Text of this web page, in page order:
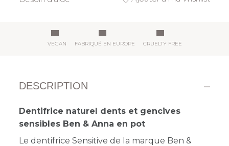
VEGAN FABRIQUÉ EN EUROPE CRUELTY FREE
DESCRIPTION
Dentifrice naturel dents et gencives
sensibles Ben & Anna en pot
Le dentifrice Sensitive de la marque Ben &